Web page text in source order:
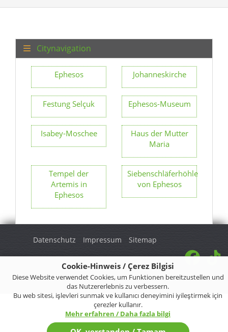
Cookie-Hinweis / Çerez Bilgisi
Diese Website verwendet Cookies, um Funktionen bereitzustellen und
das Nutzererlebnis zu verbessern.
Bu web sitesi, işlevleri sunmak ve kullanıcı deneyimini iyileştirmek için
çerezler kullanır.
Mehr erfahren / Daha fazla bilgi
Citynavigation
Ephesos Johanneskirche
Festung Selçuk Ephesos-Museum
Isabey-Moschee
Haus der Mutter
Maria
Tempel der
Artemis in
Ephesos
Siebenschläferhöhle
von Ephesos
Datenschutz Impressum Sitemap
© 2026 Turkey Regional. Alle Rechte vorbehalten.